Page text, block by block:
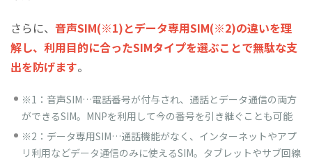
さらに、 音声SIM(※1)とデータ専用SIM(※2)の違いを理
解し、利用目的に合ったSIMタイプを選ぶことで無駄な支
出を防げます。
※1：音声SIM…電話番号が付与され、通話とデータ通信の両方
ができるSIM。MNPを利用して今の番号を引き継ぐことも可能
※2：データ専用SIM…通話機能がなく、インターネットやアプ
リ利用などデータ通信のみに使えるSIM。タブレットやサブ回線